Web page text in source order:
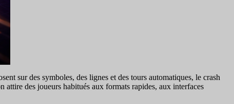
sur des symboles, des lignes et des tours automatiques, le crash
des joueurs habitués aux formats rapides, aux interfaces